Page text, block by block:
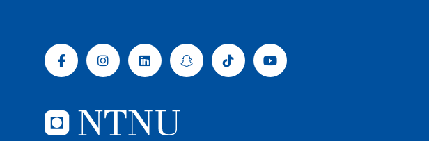
FacebookInstagramLinkedinSnapchatTiktok Youtube